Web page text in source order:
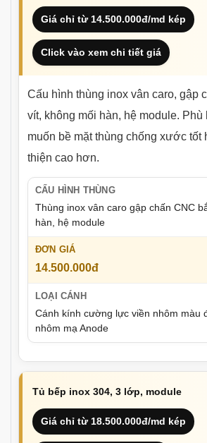
Giá chỉ từ 14.500.000đ/md kép
Click vào xem chi tiết giá
Cấu hình thùng inox vân caro, gập
vít, không mối hàn, hệ module.
muốn bề mặt thùng chống xước tốt
thiện cao hơn.
Thùng inox vân caro gập chấn CNC
hàn, hệ module
14.500.000đ
Cánh kính cường lực viền nhôm màu
nhôm mạ Anode
Tủ bếp inox 304, 3 lớp, module
Giá chỉ từ 18.500.000đ/md kép